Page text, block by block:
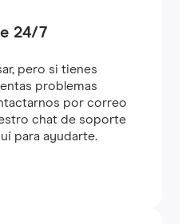
24/7
pero si tienes
problemas
por correo
chat de soporte
para ayudarte.